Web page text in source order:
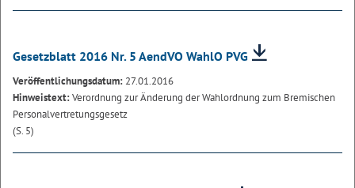
Gesetzblatt 2016 Nr. 5 AendVO WahlO PVG
Veröffentlichungsdatum: 27.01.2016
Hinweistext:Verordnung zur Änderung der Wahlordnung zum Bremischen
Personalvertretungsgesetz
(S. 5)